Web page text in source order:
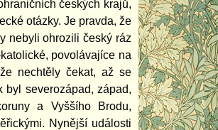
českých krajů,
otázky. Je pravda, že
nebyli ohrozili český ráz
povolávajíce na
nechtěly čekat, až se
byl severozápad, západ,
a Vyššího Brodu,
Nynější události